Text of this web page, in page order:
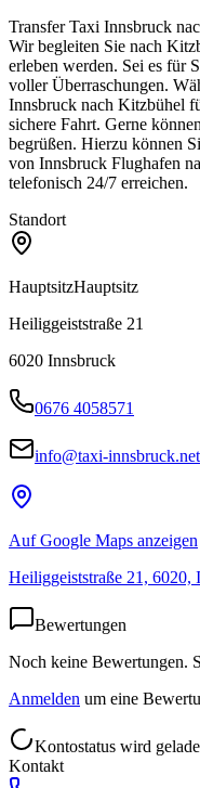
Transfer Taxi Innsbruck
Wir begleiten Sie nach
erleben werden. Sei es für
voller Überraschungen.
Innsbruck nach Kitzbühel
sichere Fahrt. Gerne
begrüßen. Hierzu können
von Innsbruck Flughafen
telefonisch 24/7 erreichen.
Standort
HauptsitzHauptsitz
Heiliggeiststraße 21
6020 Innsbruck
0676 4058571
info@taxi-innsbruck.net
Auf Google Maps anzeigen
Heiliggeiststraße 21, 6020,
Bewertungen
Noch keine Bewertungen.
Anmelden um eine
Kontostatus wird
Kontakt